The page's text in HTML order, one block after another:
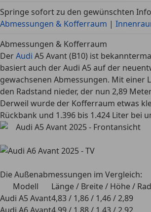
Springe sofort zu den gewünschten
Abmessungen & Kofferraum |
Abmessungen & Kofferraum
DerAudi A5 Avant (B10) ist
basiert auch der Audi A5 auf der
gewachsenen Abmessungen. Mit einer
den Radstand nieder, der nun 2,89
Derweil wurde der Kofferraum etwas
Rückbank und 1.396 bis 1.424 Liter bei
Die Außenabmessungen im Vergleich:
Modell
Länge / Breite / Höhe /
Audi A5 Avant4,83 / 1,86 / 1,46 / 2,89